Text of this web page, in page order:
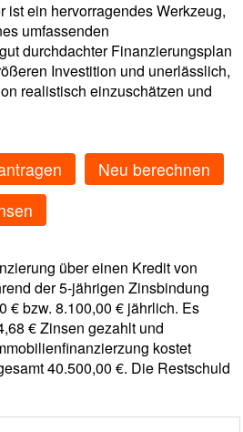
ist ein hervorragendes Werkzeug,
umfassenden
durchdachter Finanzierungsplan
Investition und unerlässlich,
realistisch einzuschätzen und
Neu berechnen
über einen Kredit von
der 5-jährigen Zinsbindung
€ bzw. 8.100,00 € jährlich. Es
€ Zinsen gezahlt und
kostet
40.500,00 €. Die Restschuld